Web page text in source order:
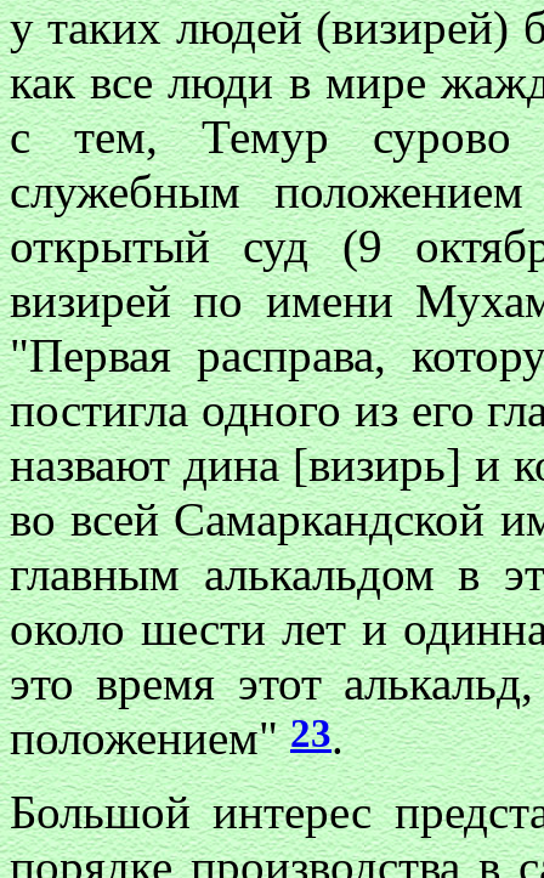
у таких людей (визирей)
как все люди в мире
с тем, Темур сурово
служебным
открытый суд (9
визирей по имени
"Первая расправа,
постигла одного из его
назвают дина [визирь] и
во всей Самаркандской
главным алькальдом в
около шести лет и
это время этот
положением"23.
Большой интерес
порядке производства в